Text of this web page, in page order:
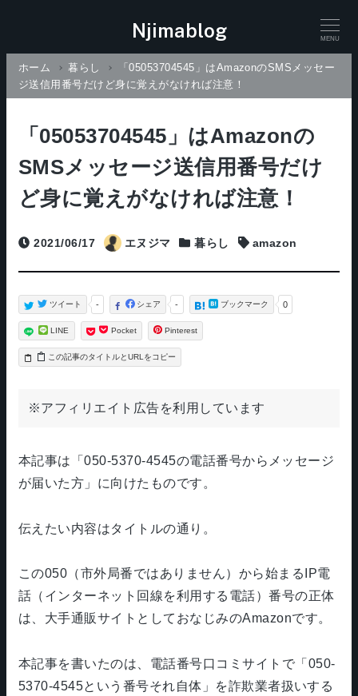
Njimablog MENU
ホーム 暮らし
「05053704545」はAmazonのSMSメッセー
ジ送信用番号だけど身に覚えがなければ注意！
「05053704545」はAmazonの
SMSメッセージ送信用番号だけ
ど身に覚えがなければ注意！
投稿日
2021/06/17 エヌジマ
Categories
暮らし
タグ
amazon
-
シェア
-
ツイート 0
ブックマーク
LINE Pocket Pinterest
タイトルとURLをコピー
※アフィリエイト広告を利用しています
本記事は「050-5370-4545の電話番号からメッセージ
が届いた方」に向けたものです。
伝えたい内容はタイトルの通り。
この050（市外局番ではありません）から始まるIP電
話（インターネット回線を利用する電話）番号の正体
は、大手通販サイトとしておなじみのAmazonです。
本記事を書いたのは、電話番号口コミサイトで「050-
5370-4545という番号それ自体」を詐欺業者扱いする